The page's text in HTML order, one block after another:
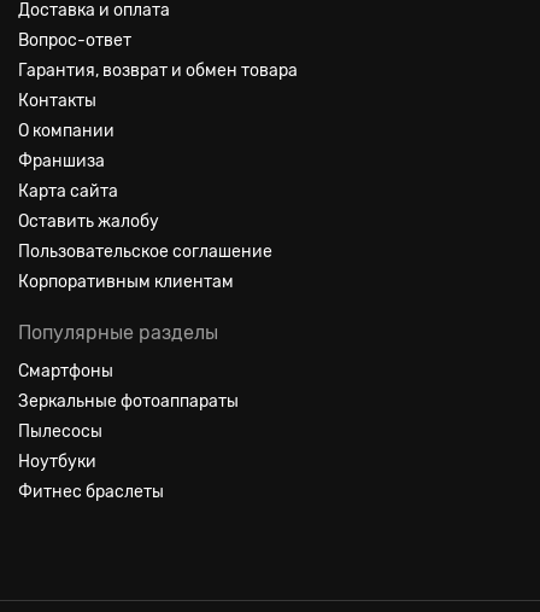
Доставка и оплата
Вопрос-ответ
Гарантия, возврат и обмен товара
Контакты
О компании
Франшиза
Карта сайта
Оставить жалобу
Пользовательское соглашение
Корпоративным клиентам
Популярные разделы
Смартфоны
Зеркальные фотоаппараты
Пылесосы
Ноутбуки
Фитнес браслеты